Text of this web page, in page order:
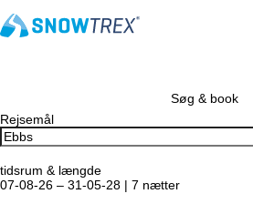
Søg & book
Rejsemål
tidsrum & længde
07-08-26 – 31-05-28 | 7 nætter